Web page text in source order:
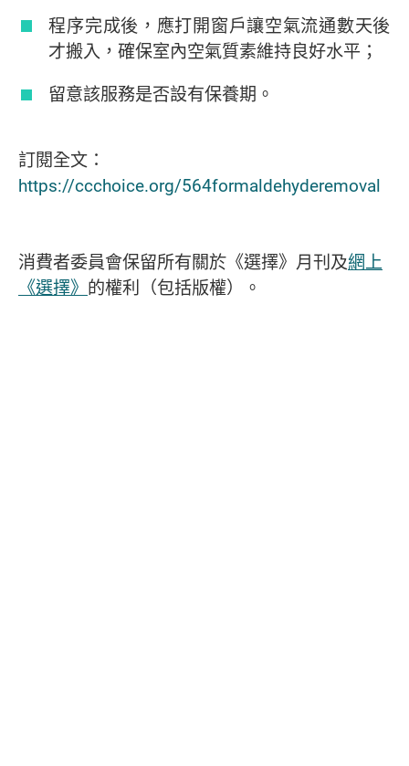
程序完成後，應打開窗戶讓空氣流通數天後
才搬入，確保室內空氣質素維持良好水平；
留意該服務是否設有保養期。
訂閱全文：
https://ccchoice.org/564formaldehyderemoval
消費者委員會保留所有關於《選擇》月刊及網上
《選擇》 的權利（包括版權）。